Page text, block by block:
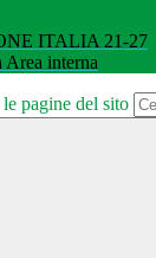
ITALIA 21-27
Area interna
pagine del sito